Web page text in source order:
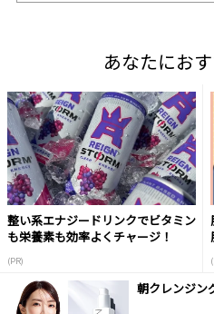
あなたにお
整い系エナジードリンクでビタミン
も栄養素も効率よくチャージ！
(PR)
朝クレンジン